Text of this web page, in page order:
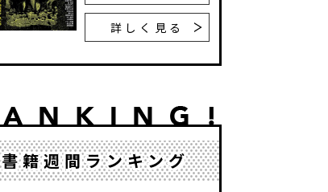
詳しく見る
書籍週間ランキング